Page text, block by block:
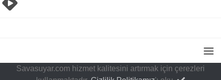
Savasuyar.com hizmet kalitesini artırmak için çerezleri